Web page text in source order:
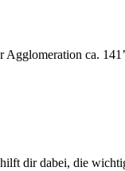
Agglomeration ca.
dir dabei, die